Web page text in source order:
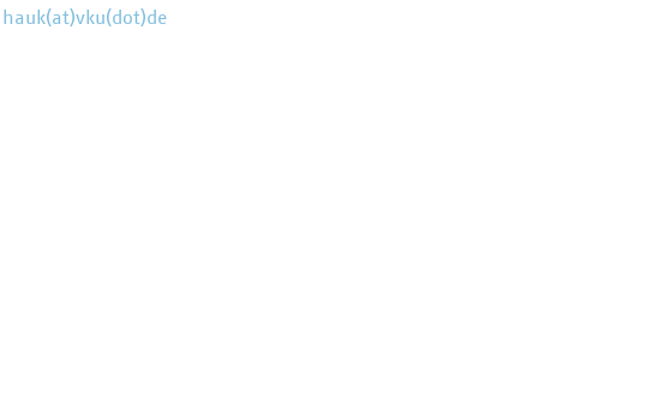
hauk(at)vku(dot)de